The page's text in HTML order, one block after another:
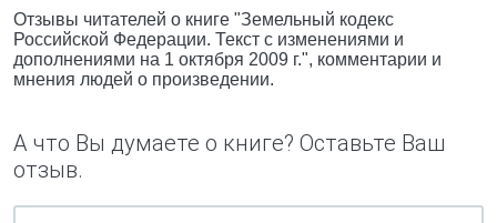
Отзывы читателей о книге "Земельный кодекс
Российской Федерации. Текст с изменениями и
дополнениями на 1 октября 2009 г.", комментарии и
мнения людей о произведении.
А что Вы думаете о книге? Оставьте Ваш
отзыв.